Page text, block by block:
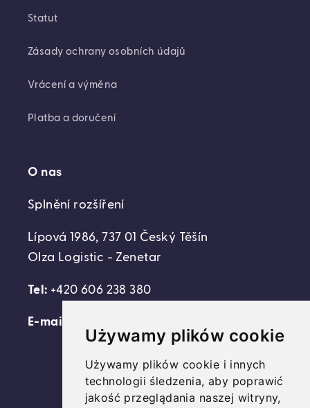
Używamy plików cookie
Używamy plików cookie i innych
technologii śledzenia, aby poprawić
jakość przeglądania naszej witryny,
Statut
Zásady ochrany osobních údajů
Vrácení a výměna
Platba a doručení
O nas
Splnění rozšíření
Lípová 1986, 737 01 Český Těšín
Olza Logistic - Zenetar
Tel: +420 606 238 380
E-mail:
FacebookInstagramYouTube